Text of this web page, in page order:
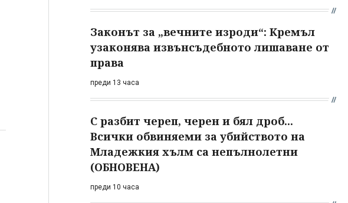
Законът за „вечните изроди“: Кремъл
узаконява извънсъдебното лишаване от
права
преди 13 часа
С разбит череп, черен и бял дроб...
Всички обвиняеми за убийството на
Младежкия хълм са непълнолетни
(ОБНОВЕНА)
преди 10 часа